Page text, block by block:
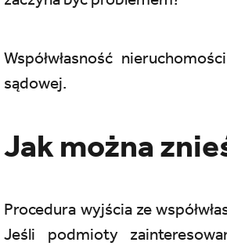
Współwłasność
sądowej.
Jak można
Procedura wyjścia ze
Jeśli podmioty